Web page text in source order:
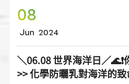
08
Jun 2024
＼06.08 世界海洋日／🌊❗️
>> 化學防曬乳對海洋的致